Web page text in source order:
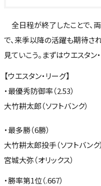
全日程が終了したことで、
で、来季以降の活躍も期待さ
見ていこう。まずはウエスタン
【ウエスタン・リーグ】
・最優秀防御率（2.53）
大竹耕太郎（ソフトバンク）
・最多勝（6勝）
大竹耕太郎投手（ソフトバンク）
宮城大弥（オリックス）
・勝率第1位（.667）